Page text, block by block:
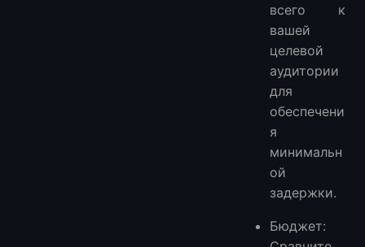
всего к
вашей
целевой
аудитории
для
обеспечени
я
минимальн
ой
задержки.
Бюджет: